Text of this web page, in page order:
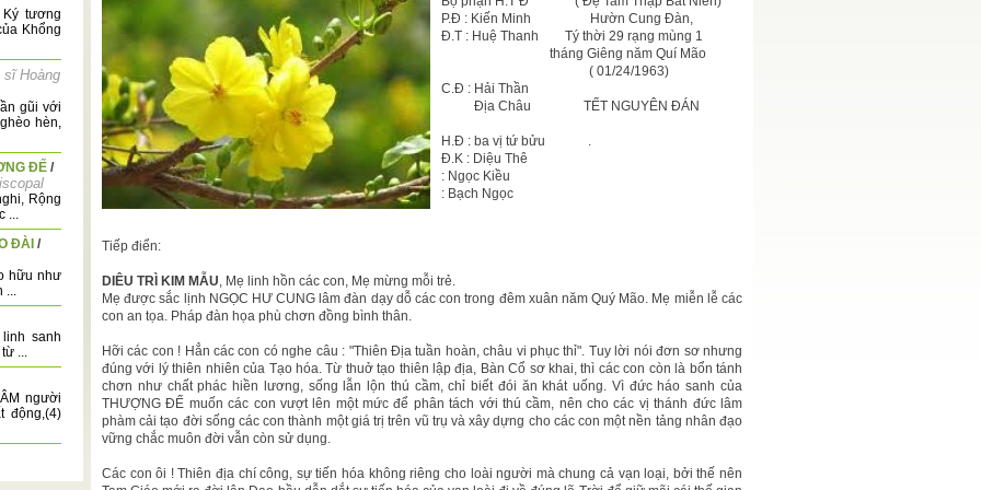
tương
Khổng
sĩ Hoàng
gũi với
hèn,
ĐẾ /
Rộng
...
ĐÀI /
hữu như
...
sanh
...
người
động,(4)
P.Đ : Kiến Minh Hườn Cung Đàn,
Đ.T : Huệ Thanh Tý thời 29 rạng mùng 1
tháng Giêng năm Quí Mão
( 01/24/1963)
C.Đ : Hải Thần
Địa Châu TẾT NGUYÊN ĐÁN
H.Đ : ba vị tứ bửu .
Đ.K : Diệu Thê
: Ngọc Kiều
: Bạch Ngọc
Tiếp điển:
DIÊU TRÌ KIM MẪU, Mẹ linh hồn các con, Mẹ mừng mỗi trẻ.
Mẹ được sắc lịnh NGỌC HƯ CUNG lâm đàn dạy dỗ các con trong đêm xuân năm Quý Mão. Mẹ miễn lễ các
con an tọa. Pháp đàn họa phù chơn đồng bình thân.
Hỡi các con ! Hẳn các con có nghe câu : "Thiên Địa tuần hoàn, châu vi phục thỉ". Tuy lời nói đơn sơ nhưng
đúng với lý thiên nhiên của Tạo hóa. Từ thuở tạo thiên lập địa, Bàn Cổ sơ khai, thì các con còn là bổn tánh
chơn như chất phác hiền lương, sống lẫn lộn thú cầm, chỉ biết đói ăn khát uống. Vì đức háo sanh của
THƯỢNG ĐẾ muốn các con vượt lên một mức để phân tách với thú cầm, nên cho các vị thánh đức lâm
phàm cải tạo đời sống các con thành một giá trị trên vũ trụ và xây dựng cho các con một nền tảng nhân đạo
vững chắc muôn đời vẫn còn sử dụng.
Các con ôi ! Thiên địa chí công, sự tiến hóa không riêng cho loài người mà chung cả vạn loại, bởi thế nên